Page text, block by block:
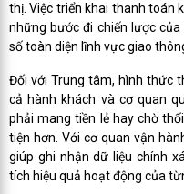
thị. Việc triển khai thanh toán
những bước đi chiến lược
số toàn diện lĩnh vực giao
Đối với Trung tâm, hình thức
cả hành khách và cơ quan
phải mang tiền lẻ hay chờ
tiện hơn. Với cơ quan vận
giúp ghi nhận dữ liệu chính
tích hiệu quả hoạt động của